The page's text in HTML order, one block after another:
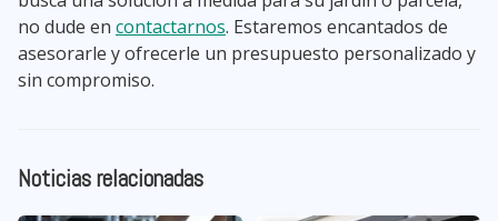
no dude en contactarnos. Estaremos encantados de
asesorarle y ofrecerle un presupuesto personalizado y
sin compromiso.
Noticias relacionadas